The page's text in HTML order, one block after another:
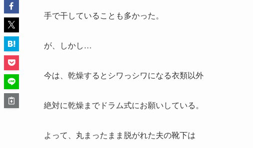
手で干していることも多かった。
が、しかし…
今は、乾燥するとシワっシワになる衣類以外
絶対に乾燥までドラム式にお願いしている。
よって、丸まったまま脱がれた夫の靴下は